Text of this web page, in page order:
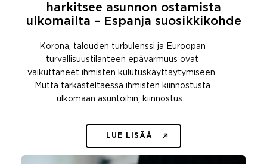
harkitsee asunnon ostamista
ulkomailta – Espanja suosikkikohde
Korona, talouden turbulenssi ja Euroopan
turvallisuustilanteen epävarmuus ovat
vaikuttaneet ihmisten kulutuskäyttäytymiseen.
Mutta tarkasteltaessa ihmisten kiinnostusta
ulkomaan asuntoihin, kiinnostus…
LUE LISÄÄ